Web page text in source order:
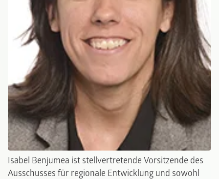
Isabel Benjumea ist stellvertretende Vorsitzende des
Ausschusses für regionale Entwicklung und sowohl